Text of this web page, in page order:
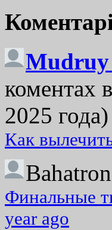
Mudruy
коментах
2025 года)
Как
Bahatron
Финальные
year ago